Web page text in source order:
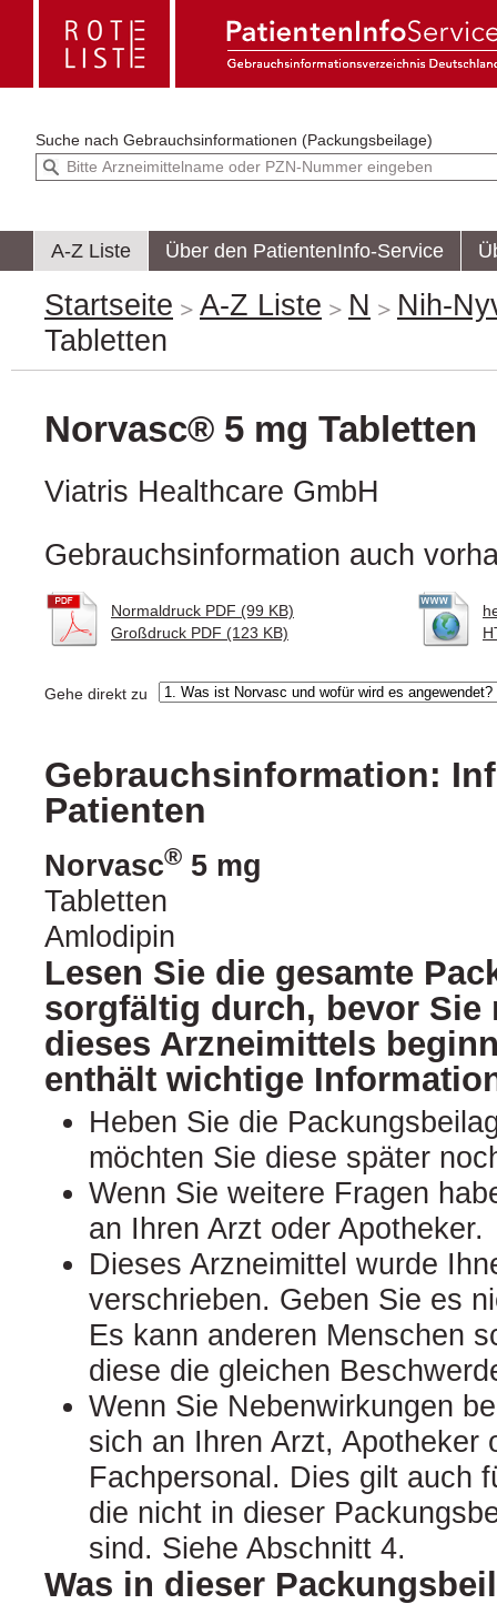
Suche nach Gebrauchsinformationen (Packungsbeilage)
A-Z Liste Über den PatientenInfo-Service
Startseite A-Z Liste N
Nih-
Tabletten
Norvasc® 5 mg Tabletten
Viatris Healthcare GmbH
Gebrauchsinformation auch
Normaldruck PDF (99 KB)
Großdruck PDF (123 KB)
Gehe direkt zu
Gebrauchsinformation:
Patienten
Norvasc® 5 mg
Tabletten
Amlodipin
Lesen Sie die gesamte
sorgfältig durch, bevor Sie
dieses Arzneimittels
enthält wichtige
Heben Sie die
möchten Sie diese später
Wenn Sie weitere Fragen
an Ihren Arzt oder Apotheker.
Dieses Arzneimittel wurde
verschrieben. Geben Sie es
Es kann anderen Menschen
diese die gleichen
Wenn Sie Nebenwirkungen
sich an Ihren Arzt, Apotheker
Fachpersonal. Dies gilt auch
die nicht in dieser
sind. Siehe Abschnitt 4.
Was in dieser